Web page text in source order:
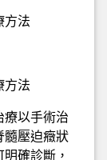
方法
方法
以手術治
髓壓迫癥狀
確診斷，